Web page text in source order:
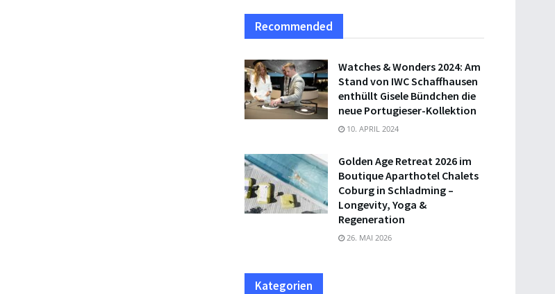
Recommended
Watches & Wonders 2024: Am
Stand von IWC Schaffhausen
enthüllt Gisele Bündchen die
neue Portugieser-Kollektion
10. APRIL 2024
Golden Age Retreat 2026 im
Boutique Aparthotel Chalets
Coburg in Schladming –
Longevity, Yoga &
Regeneration
26. MAI 2026
Kategorien